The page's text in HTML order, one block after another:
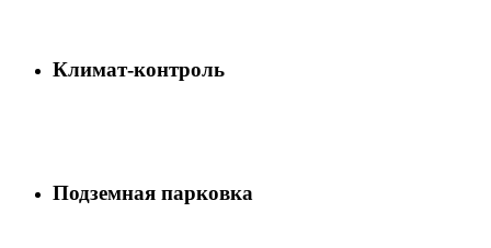
Климат-контроль
Подземная парковка